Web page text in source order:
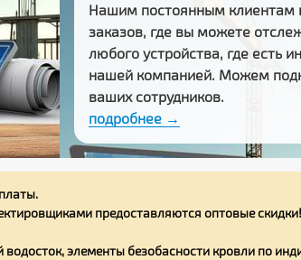
Нашим постоянным клиентам
заказов, где вы можете
любого устройства, где есть
нашей компанией. Можем
ваших сотрудников.
подробнее →
предоставляются оптовые
элементы безобасности кровли по